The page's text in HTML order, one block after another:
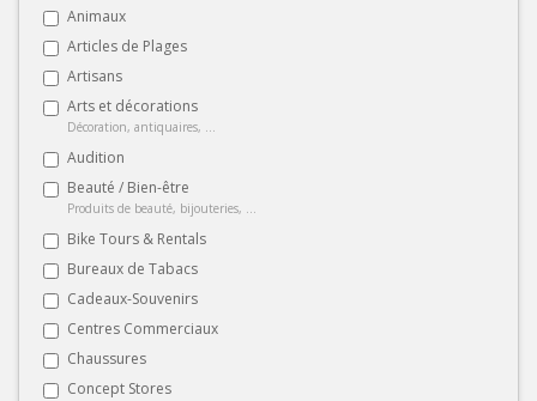
Animaux
Articles de Plages
Artisans
Arts et décorations
Décoration, antiquaires, ...
Audition
Beauté / Bien-être
Produits de beauté, bijouteries, ...
Bike Tours & Rentals
Bureaux de Tabacs
Cadeaux-Souvenirs
Centres Commerciaux
Chaussures
Concept Stores